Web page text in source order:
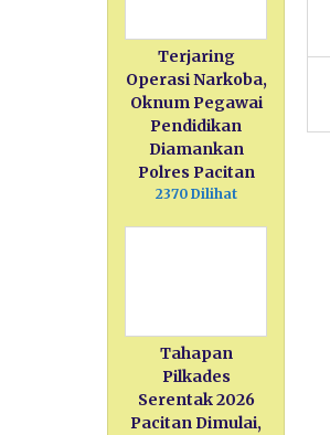
Terjaring
Operasi Narkoba,
Oknum Pegawai
Pendidikan
Diamankan
Polres Pacitan
2370 Dilihat
Tahapan
Pilkades
Serentak 2026
Pacitan Dimulai,